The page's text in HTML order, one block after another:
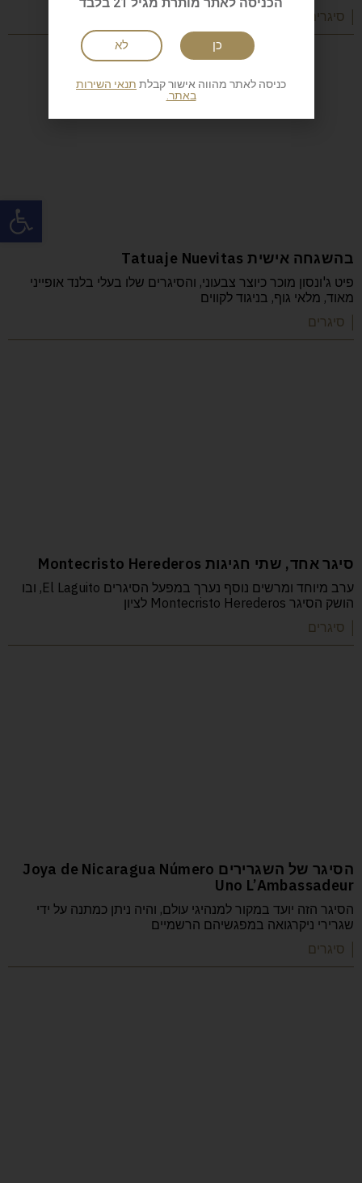
| סיגרים
בהשגחה אישית Tatuaje Nuevitas
פיט ג'ונסון מוכר כיוצר צבעוני, והסיגרים שלו בעלי בלנד אופייני
מאוד, מלאי גוף, בניגוד לקווים
| סיגרים
סיגר אחד, שתי חגיגות Montecristo Herederos
ערב מיוחד ומרשים נוסף נערך במפעל הסיגרים El Laguito, ובו
הושק הסיגר Montecristo Herederos לציון
| סיגרים
הסיגר של השגרירים Joya de Nicaragua Número
Uno L’Ambassadeur
הסיגר הזה יועד במקור למנהיגי עולם, והיה ניתן כמתנה על ידי
שגרירי ניקרגואה במפגשיהם הרשמיים
| סיגרים
לא כן
כניסה לאתר מהווה אישור קבלת תנאי השירות
באתר.